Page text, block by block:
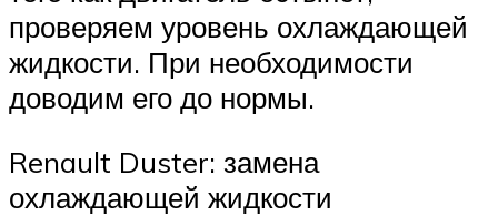
проверяем уровень охлаждающей
жидкости. При необходимости
доводим его до нормы.
Renault Duster: замена
охлаждающей жидкости